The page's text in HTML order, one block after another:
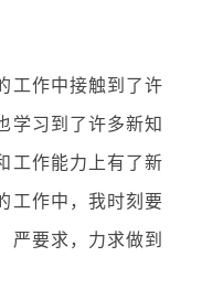
作中接触到了许
学习到了许多新知
工作能力上有了新
工作中，我时刻要
严要求，力求做到